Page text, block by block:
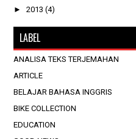
► 2013 (4)
LABEL
ANALISA TEKS TERJEMAHAN
ARTICLE
BELAJAR BAHASA INGGRIS
BIKE COLLECTION
EDUCATION